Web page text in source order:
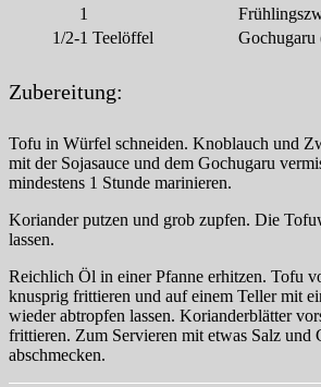
1
1/2-1 Teelöffel
Zubereitung:
Tofu in Würfel schneiden. Knoblauch und
mit der Sojasauce und dem Gochugaru
mindestens 1 Stunde marinieren.
Koriander putzen und grob zupfen. Die
lassen.
Reichlich Öl in einer Pfanne erhitzen. Tofu
knusprig frittieren und auf einem Teller mit
wieder abtropfen lassen. Korianderblätter
frittieren. Zum Servieren mit etwas Salz und
abschmecken.